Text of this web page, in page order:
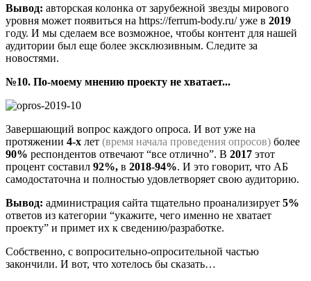
Вывод: авторская колонка от зарубежной звезды мирового
уровня может появиться на https://ferrum-body.ru/ уже в 2019
году. И мы сделаем все возможное, чтобы контент для нашей
аудитории был еще более эксклюзивным. Следите за
новостями.
№10. По-моему мнению проекту не хватает...
Завершающий вопрос каждого опроса. И вот уже на
протяжении 4-х лет (время начала проведения опросов) более
90% респондентов отвечают “все отлично”. В 2017 этот
процент составил 92%, в 2018-94%. И это говорит, что АБ
самодостаточна и полностью удовлетворяет свою аудиторию.
Вывод: администрация сайта тщательно проанализирует 5%
ответов из категории “укажите, чего именно не хватает
проекту” и примет их к сведению/разработке.
Собственно, с вопросительно-опросительной частью
закончили. И вот, что хотелось бы сказать…